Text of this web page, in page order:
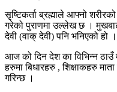
सृष्टिकर्ता ब्रह्माले आफ्नो
गरेको पुराणमा उल्लेख छ ।
देवी (वाक् देवी) पनि भनिएको हो ।
आज को दिन देश का विभिन्न
हरुमा बिधारहरु , शिक्षाकहरु
गरिन्छ ।